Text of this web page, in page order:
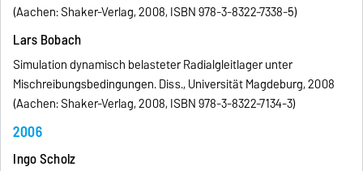
(Aachen: Shaker-Verlag, 2008, ISBN 978-3-8322-7338-5)
Lars Bobach
Simulation dynamisch belasteter Radialgleitlager unter
Mischreibungsbedingungen. Diss., Universität Magdeburg, 2008
(Aachen: Shaker-Verlag, 2008, ISBN 978-3-8322-7134-3)
2006
Ingo Scholz